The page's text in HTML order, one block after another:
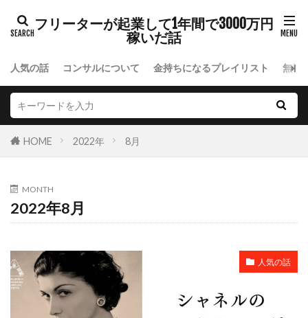
フリーターが起業して1年間で3000万円
稼いだ話
人気の話 コンサルについて 金持ちになるプレイリスト 無料
HOME 2022年 8月
MONTH
2022年8月
人気の話